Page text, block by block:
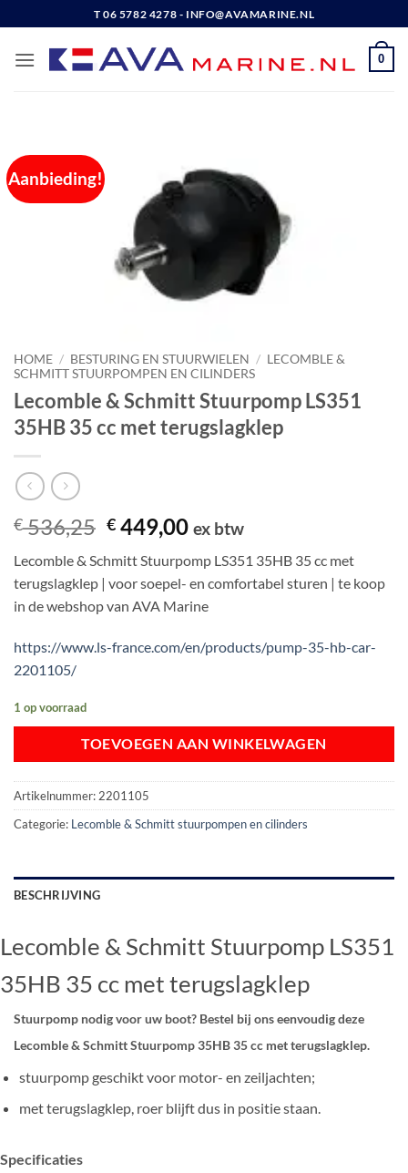
naar
inhoud
T 06 5782 4278 - INFO@AVAMARINE.NL
0
Aanbieding!
HOME / BESTURING EN STUURWIELEN / LECOMBLE &
SCHMITT STUURPOMPEN EN CILINDERS
Lecomble & Schmitt Stuurpomp LS351
35HB 35 cc met terugslagklep
€536,25 Oorspronkelijke
was:
€ 536,25.
€ 449,00Huidige
is:
€ 449,00.
ex btw
Lecomble & Schmitt Stuurpomp LS351 35HB 35 cc met
terugslagklep | voor soepel- en comfortabel sturen | te koop
in de webshop van AVA Marine
https://www.ls-france.com/en/products/pump-35-hb-car-
2201105/
1 op voorraad
TOEVOEGEN AAN WINKELWAGEN
Artikelnummer: 2201105
Categorie: Lecomble & Schmitt stuurpompen en cilinders
BESCHRIJVING
Lecomble & Schmitt Stuurpomp LS351
35HB 35 cc met terugslagklep
Stuurpomp nodig voor uw boot? Bestel bij ons eenvoudig deze
Lecomble & Schmitt Stuurpomp 35HB 35 cc met terugslagklep.
stuurpomp geschikt voor motor- en zeiljachten;
met terugslagklep, roer blijft dus in positie staan.
Specificaties